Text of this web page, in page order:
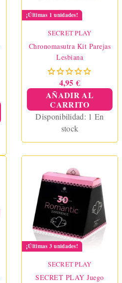
¡Últimas 1 unidades!
SECRET PLAY
Chronomasutra Kit Parejas
Lesbiana
4,95 €
AÑADIR AL
CARRITO
Disponibilidad: 1 En
stock
¡Últimas 3 unidades!
SECRET PLAY
SECRET PLAY Juego